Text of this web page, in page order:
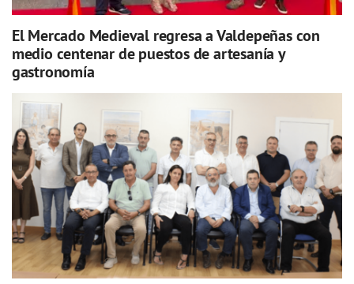
El Mercado Medieval regresa a Valdepeñas con
medio centenar de puestos de artesanía y
gastronomía